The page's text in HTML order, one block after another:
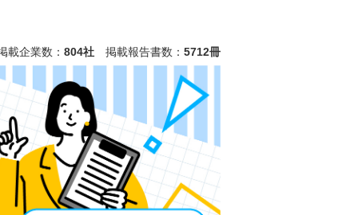
載企業数： 804社 掲載報告書数： 5712冊